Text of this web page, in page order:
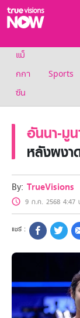
True
แพ็กเกจ
NOW ENT
NOW
แพ็กเกจ
เคเบิลแล
สิทธิพิเศษ
HoReCa
แพ็กเกจ
หาร้านร่ว
FAQs
แม็
กกา
ซีน
Sports
อันนา-มู
หลังผงา
By: TrueVisions
9 ก.ค. 2568 4:47